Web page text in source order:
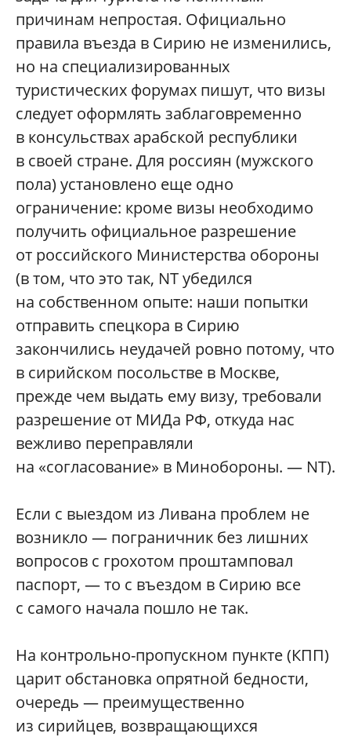
причинам непростая. Официально
правила въезда в Сирию не изменились,
но на специализированных
туристических форумах пишут, что визы
следует оформлять заблаговременно
в консульствах арабской республики
в своей стране. Для россиян (мужского
пола) установлено еще одно
ограничение: кроме визы необходимо
получить официальное разрешение
от российского Министерства обороны
(в том, что это так, NT убедился
на собственном опыте: наши попытки
отправить спецкора в Сирию
закончились неудачей ровно потому, что
в сирийском посольстве в Москве,
прежде чем выдать ему визу, требовали
разрешение от МИДа РФ, откуда нас
вежливо переправляли
на «согласование» в Минобороны. — NT).
Если с выездом из Ливана проблем не
возникло — пограничник без лишних
вопросов с грохотом проштамповал
паспорт, — то с въездом в Сирию все
с самого начала пошло не так.
На контрольно-пропускном пункте (КПП)
царит обстановка опрятной бедности,
очередь — преимущественно
из сирийцев, возвращающихся